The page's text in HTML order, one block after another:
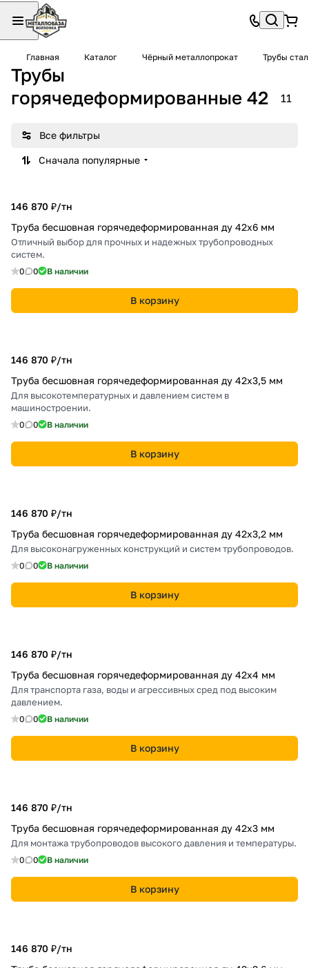
Главная Каталог Чёрный металлопрокат Трубы
Трубы
горячедеформированные 42
11
Все фильтры
Сначала популярные
146 870 ₽/тн
Труба бесшовная горячедеформированная ду 42х6 мм
Отличный выбор для прочных и надежных трубопроводных
систем.
0 0 В наличии
В корзину
146 870 ₽/тн
Труба бесшовная горячедеформированная ду 42х3,5 мм
Для высокотемпературных и давлением систем в
машиностроении.
0 0 В наличии
В корзину
146 870 ₽/тн
Труба бесшовная горячедеформированная ду 42х3,2 мм
Для высоконагруженных конструкций и систем трубопроводов.
0 0 В наличии
В корзину
146 870 ₽/тн
Труба бесшовная горячедеформированная ду 42х4 мм
Для транспорта газа, воды и агрессивных сред под высоким
давлением.
0 0 В наличии
В корзину
146 870 ₽/тн
Труба бесшовная горячедеформированная ду 42х3 мм
Для монтажа трубопроводов высокого давления и температуры.
0 0 В наличии
В корзину
146 870 ₽/тн